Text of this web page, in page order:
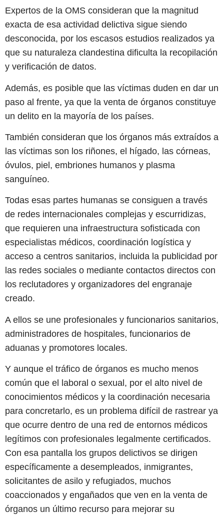
Expertos de la OMS consideran que la magnitud
exacta de esa actividad delictiva sigue siendo
desconocida, por los escasos estudios realizados ya
que su naturaleza clandestina dificulta la recopilación
y verificación de datos.
Además, es posible que las víctimas duden en dar un
paso al frente, ya que la venta de órganos constituye
un delito en la mayoría de los países.
También consideran que los órganos más extraídos a
las víctimas son los riñones, el hígado, las córneas,
óvulos, piel, embriones humanos y plasma
sanguíneo.
Todas esas partes humanas se consiguen a través
de redes internacionales complejas y escurridizas,
que requieren una infraestructura sofisticada con
especialistas médicos, coordinación logística y
acceso a centros sanitarios, incluida la publicidad por
las redes sociales o mediante contactos directos con
los reclutadores y organizadores del engranaje
creado.
A ellos se une profesionales y funcionarios sanitarios,
administradores de hospitales, funcionarios de
aduanas y promotores locales.
Y aunque el tráfico de órganos es mucho menos
común que el laboral o sexual, por el alto nivel de
conocimientos médicos y la coordinación necesaria
para concretarlo, es un problema difícil de rastrear ya
que ocurre dentro de una red de entornos médicos
legítimos con profesionales legalmente certificados.
Con esa pantalla los grupos delictivos se dirigen
específicamente a desempleados, inmigrantes,
solicitantes de asilo y refugiados, muchos
coaccionados y engañados que ven en la venta de
órganos un último recurso para mejorar su